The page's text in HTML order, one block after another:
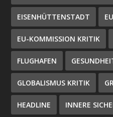
EISENHÜTTENSTADT
EU-KOMMISSION KRITIK
FLUGHAFEN
GLOBALISMUS KRITIK
HEADLINE INNERE